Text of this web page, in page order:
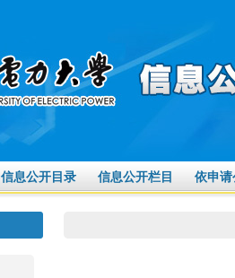
信息公开目录 信息公开栏目 依申请